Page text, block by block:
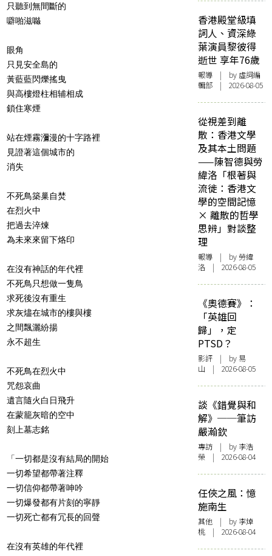
只聽到無間斷的
噼啪滋噝
眼角
只見安全島的
黃藍藍閃爍搖曳
與高樓燈柱相辅相成
鎖住寒煙
站在煙霧瀰漫的十字路裡
見證著這個城市的
消失
不死鳥築巢自焚
在烈火中
把過去淬煉
為未來來留下烙印
在沒有神話的年代裡
不死鳥只想做一隻鳥
求死後沒有重生
求灰燼在城市的樓與樓
之間飄灑紛揚
永不超生
不死鳥在烈火中
咒怨哀曲
遺言隨火白日飛升
在蒙籠灰暗的空中
刻上墓志銘
「一切都是沒有結局的開始
一切希望都帶著注釋
一切信仰都帶著呻吟
一切爆發都有片刻的寧靜
一切死亡都有冗長的回聲
在沒有英雄的年代裡
香港殿堂級填
詞人、資深綠
葉演員黎彼得
逝世 享年76歲
報導 | by 虛詞編
輯部 | 2026-08-05
從視差到離
散：香港文學
及其本土問題
——陳智德與勞
緯洛「根著與
流徙：香港文
學的空間記憶
× 離散的哲學
思辨」對談整
理
報導 | by 勞緯
洛 | 2026-08-05
《奧德賽》：
「英雄回
歸」，定
PTSD？
影評 | by 易
山 | 2026-08-05
談《錯覺與和
解》──筆訪
嚴瀚欽
專訪 | by 李浩
榮 | 2026-08-04
任俠之風：憶
施南生
其他 | by 李焯
桃 | 2026-08-04